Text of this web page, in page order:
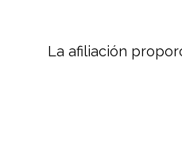
La afiliación